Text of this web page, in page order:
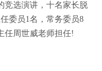
选演讲，十名家长脱
委员1名，常务委员8
任周世威老师担任!